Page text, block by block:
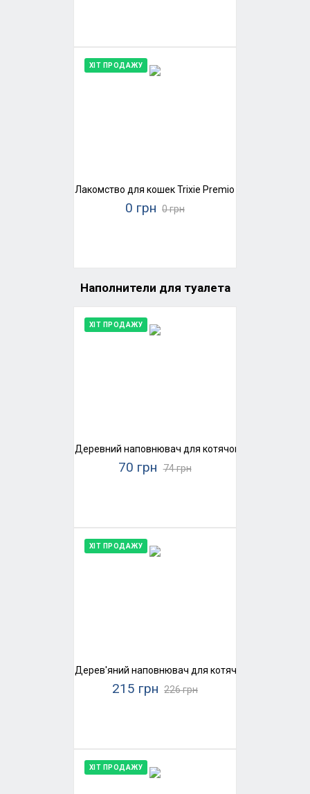
ХІТ ПРОДАЖУ
Лакомство для кошек Trixie Premio Ducky Hearts
0 грн 0 грн
Наполнители для туалета
ХІТ ПРОДАЖУ
Деревний наповнювач для котячого туалету
70 грн 74 грн
ХІТ ПРОДАЖУ
Дерев'яний наповнювач для котячого туалету
215 грн 226 грн
ХІТ ПРОДАЖУ